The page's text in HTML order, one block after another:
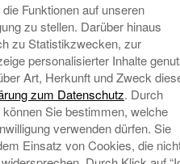
Puls der Stadt.
von
In „24 Stunden
Kulturstiftung der
aktiv, denn die
ausmacht.
Funktionen auf unseren
zu stellen. Darüber hinaus
zu Statistikzwecken, zur
personalisierter Inhalte
Art, Herkunft und Zweck
zum Datenschutz. Durch
Sie bestimmen, welche
verwenden dürfen. Sie
Einsatz von Cookies, die